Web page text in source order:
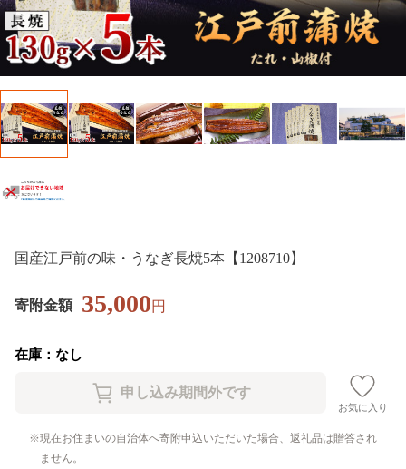
国産江戸前の味・うなぎ長焼5本【1208710】
寄附金額 35,000円
在庫：なし
お気に入り
現在お住まいの自治体へ寄附申込いただいた場合、返礼品は贈答され
ません。